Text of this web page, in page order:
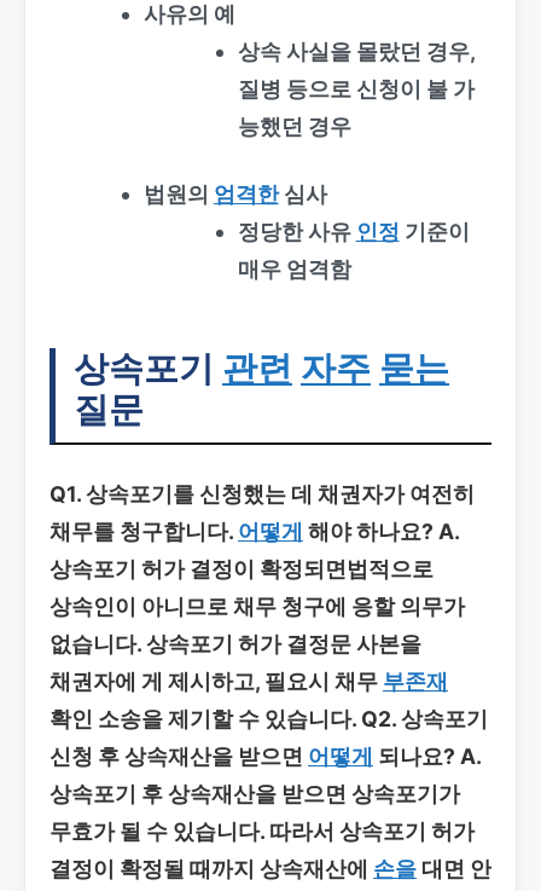
사유의 예
상속 사실을 몰랐던 경우,
질병 등으로 신청이 불 가
능했던 경우
법원의 엄격한심사
정당한 사유 인정 기준이
매우 엄격함
상속포기 관련 자주 묻는
질문
Q1. 상속포기를 신청했는 데 채권자가 여전히
채무를 청구합니다. 어떻게 해야 하나요? A.
상속포기 허가 결정이 확정되면법적으로
상속인이 아니므로 채무 청구에 응할 의무가
없습니다. 상속포기 허가 결정문 사본을
채권자에 게 제시하고, 필요시 채무 부존재
확인 소송을 제기할 수 있습니다. Q2. 상속포기
신청 후 상속재산을 받으면 어떻게 되나요? A.
상속포기 후 상속재산을 받으면 상속포기가
무효가 될 수 있습니다. 따라서 상속포기 허가
결정이 확정될 때까지 상속재산에 손을 대면 안